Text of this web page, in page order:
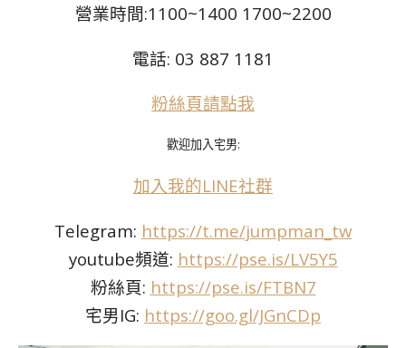
營業時間:1100~1400 1700~2200
電話: 03 887 1181
粉絲頁請點我
歡迎加入宅男:
加入我的LINE社群
Telegram: https://t.me/jumpman_tw
youtube頻道: https://pse.is/LV5Y5
粉絲頁: https://pse.is/FTBN7
宅男IG: https://goo.gl/JGnCDp